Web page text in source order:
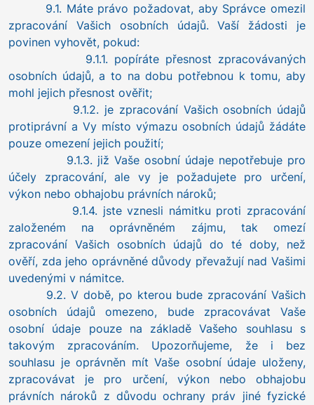
9.1. Máte právo požadovat, aby Správce omezil
zpracování Vašich osobních údajů. Vaší žádosti je
povinen vyhovět, pokud:
9.1.1. popíráte přesnost zpracovávaných
osobních údajů, a to na dobu potřebnou k tomu, aby
mohl jejich přesnost ověřit;
9.1.2. je zpracování Vašich osobních údajů
protiprávní a Vy místo výmazu osobních údajů žádáte
pouze omezení jejich použití;
9.1.3. již Vaše osobní údaje nepotřebuje pro
účely zpracování, ale vy je požadujete pro určení,
výkon nebo obhajobu právních nároků;
9.1.4. jste vznesli námitku proti zpracování
založeném na oprávněném zájmu, tak omezí
zpracování Vašich osobních údajů do té doby, než
ověří, zda jeho oprávněné důvody převažují nad Vašimi
uvedenými v námitce.
9.2. V době, po kterou bude zpracování Vašich
osobních údajů omezeno, bude zpracovávat Vaše
osobní údaje pouze na základě Vašeho souhlasu s
takovým zpracováním. Upozorňujeme, že i bez
souhlasu je oprávněn mít Vaše osobní údaje uloženy,
zpracovávat je pro určení, výkon nebo obhajobu
právních nároků z důvodu ochrany práv jiné fyzické